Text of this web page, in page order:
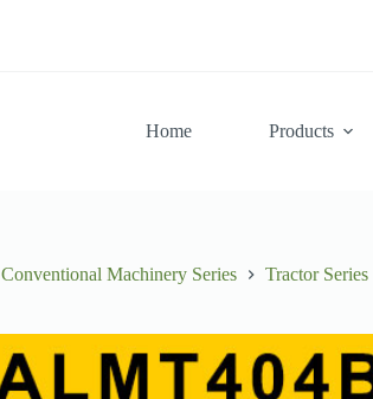
Home Products
Conventional Machinery Series Tractor Series